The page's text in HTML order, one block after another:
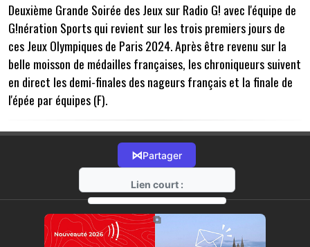
Deuxième Grande Soirée des Jeux sur Radio G! avec l'équipe de
G!nération Sports qui revient sur les trois premiers jours de
ces Jeux Olympiques de Paris 2024. Après être revenu sur la
belle moisson de médailles françaises, les chroniqueurs suivent
en direct les demi-finales des nageurs français et la finale de
l'épée par équipes (F).
⋈Partager
Lien court :
https://radio-g.fr?15260
⧉